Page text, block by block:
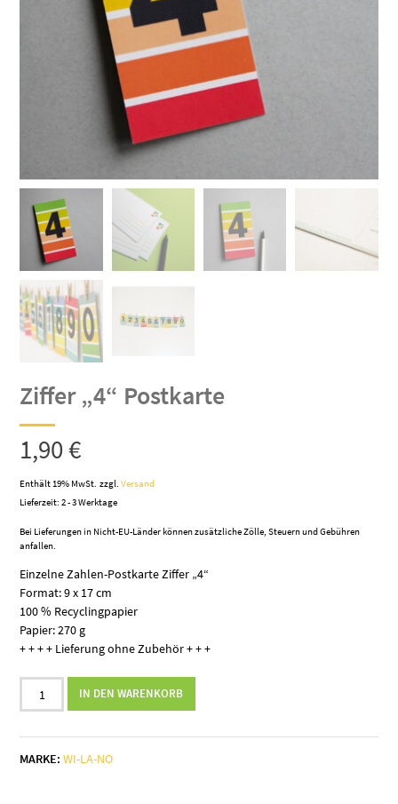
Ziffer „4“ Postkarte
1,90€
Enthält 19% MwSt. zzgl.Versand
Lieferzeit: 2 - 3 Werktage
Bei Lieferungen in Nicht-EU-Länder können zusätzliche Zölle, Steuern und Gebühren
anfallen.
Einzelne Zahlen-Postkarte Ziffer „4“
Format: 9 x 17 cm
100 % Recyclingpapier
Papier: 270 g
+ + + + Lieferung ohne Zubehör + + +
Ziffer
Menge
IN DEN WARENKORB
MARKE:WI-LA-NO